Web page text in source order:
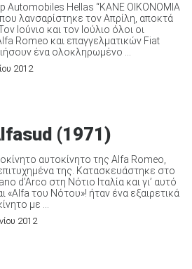
Automobiles Hellas “ΚΑΝΕ ΟΙΚΟΝΟΜΙΑ
λανσαρίστηκε τον Απρίλη, αποκτά
Ιούνιο και τον Ιούλιο όλοι οι
Romeo και επαγγελματικών Fiat
ένα ολοκληρωμένο ...
2012
(1971)
αυτοκίνητο της Alfa Romeo,
της. Κατασκευάστηκε στο
d’Arco στη Νότιο Ιταλία και γι’ αυτό
του Νότου»! ήταν ένα εξαιρετικά
με ...
2012